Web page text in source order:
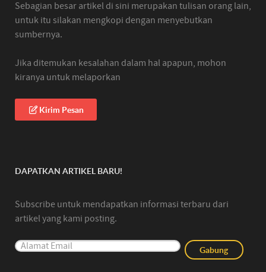
Sebagian besar artikel di sini merupakan tulisan orang lain,
untuk itu silakan mengkopi dengan menyebutkan
sumbernya.
Jika ditemukan kesalahan dalam hal apapun, mohon
kiranya untuk melaporkan
Kirim Pesan
DAPATKAN ARTIKEL BARU!
Subscribe untuk mendapatkan informasi terbaru dari
artikel yang kami posting.